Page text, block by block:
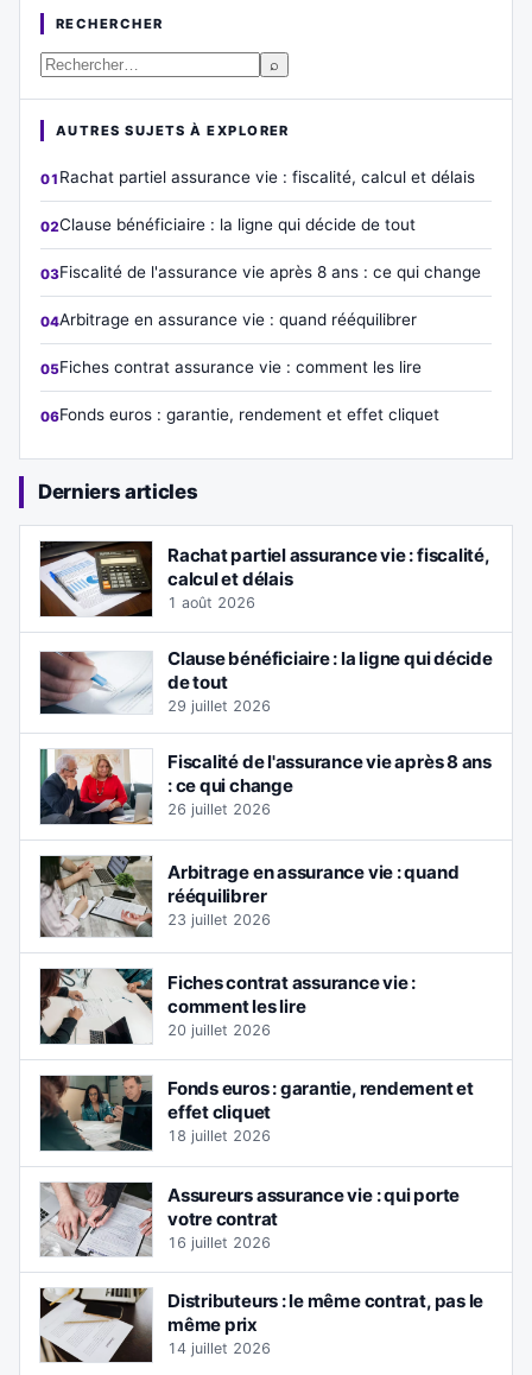
RECHERCHER
⌕
AUTRES SUJETS À EXPLORER
Rachat partiel assurance vie : fiscalité, calcul et délais
Clause bénéficiaire : la ligne qui décide de tout
Fiscalité de l'assurance vie après 8 ans : ce qui change
Arbitrage en assurance vie : quand rééquilibrer
Fiches contrat assurance vie : comment les lire
Fonds euros : garantie, rendement et effet cliquet
Derniers articles
Rachat partiel assurance vie : fiscalité,
calcul et délais
1 août 2026
Clause bénéficiaire : la ligne qui décide
de tout
29 juillet 2026
Fiscalité de l'assurance vie après 8 ans
: ce qui change
26 juillet 2026
Arbitrage en assurance vie : quand
rééquilibrer
23 juillet 2026
Fiches contrat assurance vie :
comment les lire
20 juillet 2026
Fonds euros : garantie, rendement et
effet cliquet
18 juillet 2026
Assureurs assurance vie : qui porte
votre contrat
16 juillet 2026
Distributeurs : le même contrat, pas le
même prix
14 juillet 2026